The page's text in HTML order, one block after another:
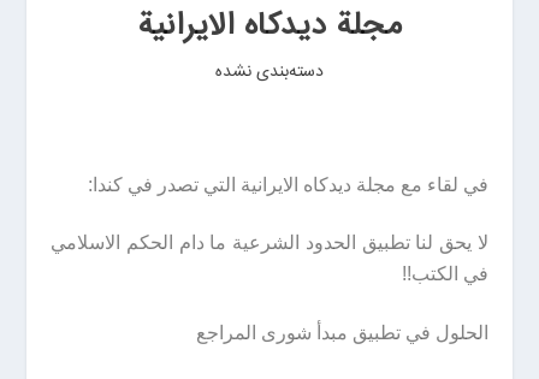
مجلة ديدكاه الايرانية
دسته‌بندی نشده
في لقاء مع مجلة ديدكاه الايرانية التي تصدر في كندا:
لا يحق لنا تطبيق الحدود الشرعية ما دام الحكم الاسلامي
في الكتب!!
الحلول في تطبيق مبدأ شورى المراجع